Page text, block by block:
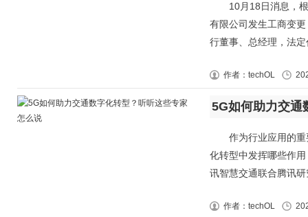
10月18日消息，根
有限公司发生工商变
行董事、总经理，法
作者：techOL
5G如何助力交通
作为行业应用的重
化转型中发挥哪些作
讯智慧交通联合腾讯
作者：techOL